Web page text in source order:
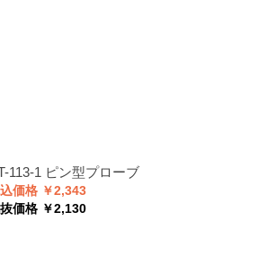
113-1 ピン型プローブ
価格 ￥2,343
価格 ￥2,130